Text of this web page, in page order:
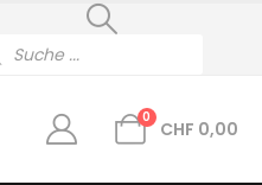
0
CHF 0,00